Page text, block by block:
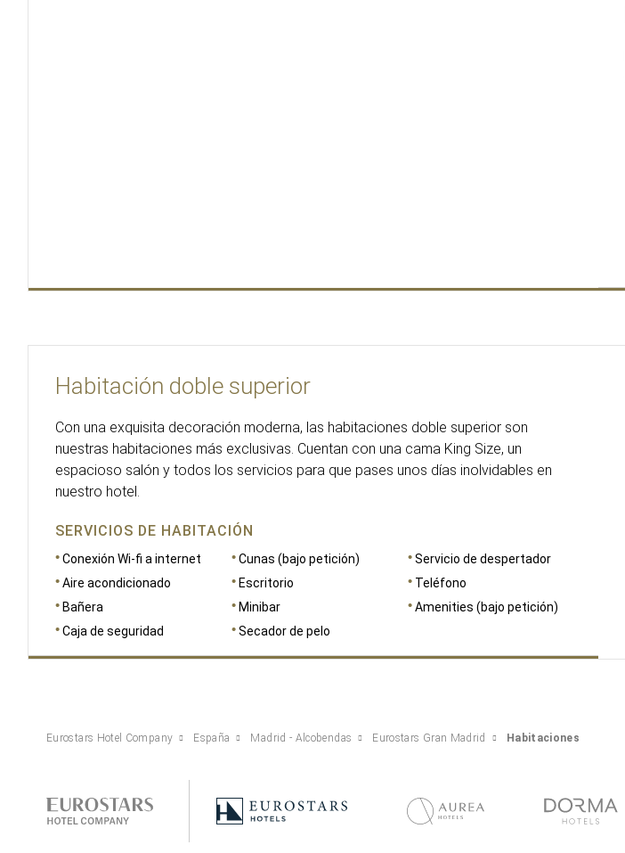
Habitación doble superior
Con una exquisita decoración moderna, las habitaciones doble superior son
nuestras habitaciones más exclusivas. Cuentan con una cama King Size, un
espacioso salón y todos los servicios para que pases unos días inolvidables en
nuestro hotel.
SERVICIOS DE HABITACIÓN
Conexión Wi-fi a internet
Aire acondicionado
Bañera
Caja de seguridad
Cunas (bajo petición)
Escritorio
Minibar
Secador de pelo
Servicio de despertador
Teléfono
Amenities (bajo petición)
Eurostars Hotel Company España Madrid - Alcobendas Eurostars Gran Madrid Habitaciones